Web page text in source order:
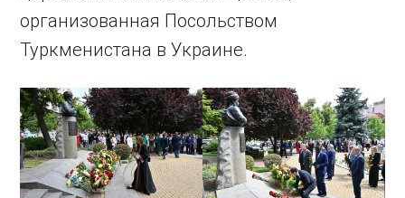
организованная Посольством
Туркменистана в Украине.